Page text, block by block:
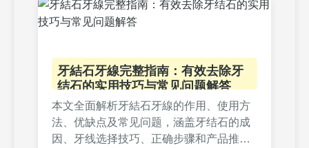
牙結石牙線完整指南：有效去除牙
结石的实用技巧与常见问题解答
本文全面解析牙結石牙線的作用、使用方
法、优缺点及常见问题，涵盖牙结石的成
因、牙线选择技巧、正确步骤和产品推